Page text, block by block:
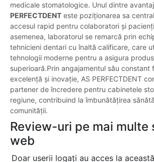
medicale stomatologice. Unul dintre
PERFECTDENT este poziționarea sa
accesul rapid pentru colaboratori și
asemenea, laboratorul se remarcă prin
tehnicieni dentari cu înaltă calificare, care
tehnologii moderne pentru a asigura
superioară.Prin angajamentul său constant
excelență și inovație, AS PERFECTDENT
partener de încredere pentru cabinetele
regiune, contribuind la îmbunătățirea
comunității.
Review-uri pe mai multe
web
Doar userii logați au acces la